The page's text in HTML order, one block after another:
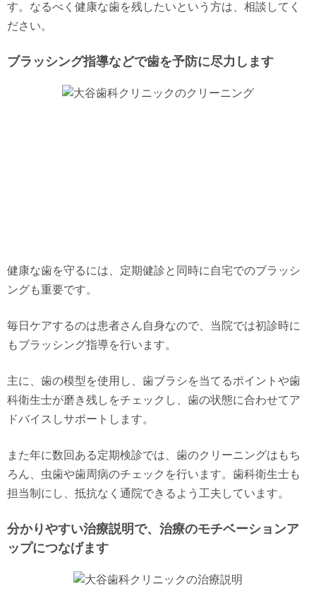
す。なるべく健康な歯を残したいという方は、相談してく
ださい。
ブラッシング指導などで歯を予防に尽力します
健康な歯を守るには、定期健診と同時に自宅でのブラッシ
ングも重要です。
毎日ケアするのは患者さん自身なので、当院では初診時に
もブラッシング指導を行います。
主に、歯の模型を使用し、歯ブラシを当てるポイントや歯
科衛生士が磨き残しをチェックし、歯の状態に合わせてア
ドバイスしサポートします。
また年に数回ある定期検診では、歯のクリーニングはもち
ろん、虫歯や歯周病のチェックを行います。歯科衛生士も
担当制にし、抵抗なく通院できるよう工夫しています。
分かりやすい治療説明で、治療のモチベーションア
ップにつなげます